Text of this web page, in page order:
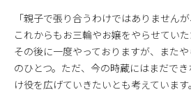
「親子で張り合うわけではありません
これからもお三輪やお嬢をやらせてい
その後に一度やっておりますが、また
のひとつ。ただ、今の時蔵にはまだで
け役を広げていきたいとも考えていま